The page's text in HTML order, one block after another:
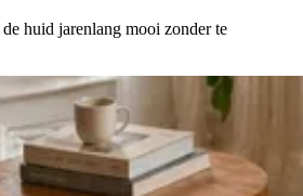
huid jarenlang mooi zonder te